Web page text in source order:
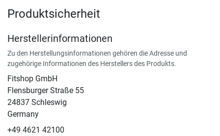
Produktsicherheit
Herstellerinformationen
Zu den Herstellungsinformationen gehören die Adresse und
zugehörige Informationen des Herstellers des Produkts.
Fitshop GmbH
Flensburger Straße 55
24837 Schleswig
Germany
+49 4621 42100